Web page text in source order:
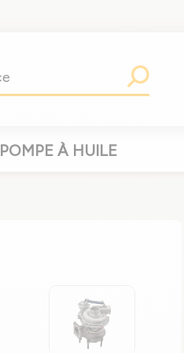
POMPE À HUILE